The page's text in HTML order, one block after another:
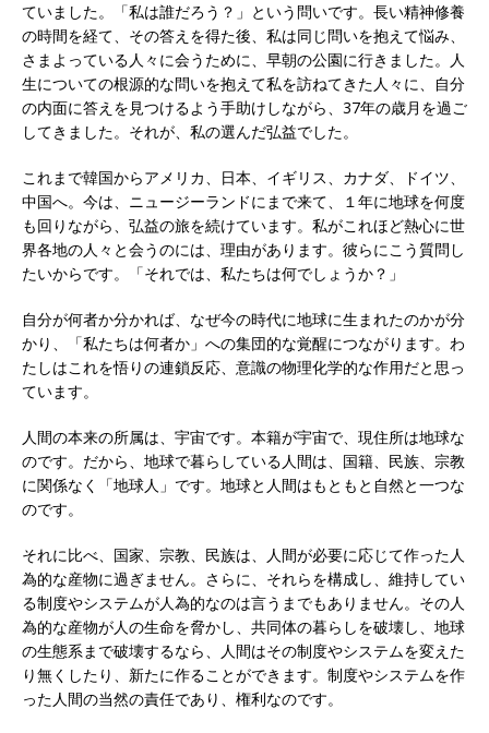
ていました。「私は誰だろう？」という問いです。長い精神修養
の時間を経て、その答えを得た後、私は同じ問いを抱えて悩み、
さまよっている人々に会うために、早朝の公園に行きました。人
生についての根源的な問いを抱えて私を訪ねてきた人々に、自分
の内面に答えを見つけるよう手助けしながら、37年の歳月を過ご
してきました。それが、私の選んだ弘益でした。
これまで韓国からアメリカ、日本、イギリス、カナダ、ドイツ、
中国へ。今は、ニュージーランドにまで来て、１年に地球を何度
も回りながら、弘益の旅を続けています。私がこれほど熱心に世
界各地の人々と会うのには、理由があります。彼らにこう質問し
たいからです。「それでは、私たちは何でしょうか？」
自分が何者か分かれば、なぜ今の時代に地球に生まれたのかが分
かり、「私たちは何者か」への集団的な覚醒につながります。わ
たしはこれを悟りの連鎖反応、意識の物理化学的な作用だと思っ
ています。
人間の本来の所属は、宇宙です。本籍が宇宙で、現住所は地球な
のです。だから、地球で暮らしている人間は、国籍、民族、宗教
に関係なく「地球人」です。地球と人間はもともと自然と一つな
のです。
それに比べ、国家、宗教、民族は、人間が必要に応じて作った人
為的な産物に過ぎません。さらに、それらを構成し、維持してい
る制度やシステムが人為的なのは言うまでもありません。その人
為的な産物が人の生命を脅かし、共同体の暮らしを破壊し、地球
の生態系まで破壊するなら、人間はその制度やシステムを変えた
り無くしたり、新たに作ることができます。制度やシステムを作
った人間の当然の責任であり、権利なのです。